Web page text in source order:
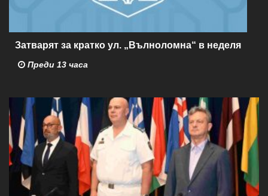
Затварят за кратко ул. „Вълноломна“ в неделя
Преди 13 часа